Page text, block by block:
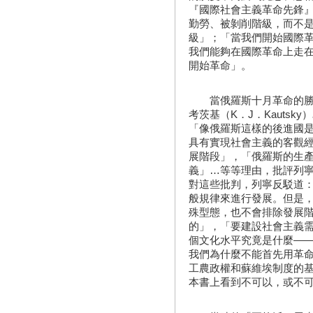
『國際社會主義革命先鋒
勤勞、被剝削階級，而不
級」；「當我們開始國際
我們能夠在國際革命上走
開始革命」。
當俄羅斯十月革命的勝
考茨基（K．J．Kautsky
「像俄羅斯這樣的後進國
具有實現社會主義的客觀
展階段」，「俄羅斯的生
義」…等等理由，批評列
對這些批判，列寧反駁道
般規律來進行發展。但是
殊型態，也不會排除發展
的」，「要建設社會主義
個文化水平究竟是什麼
我們為什麼不能首先用革
工農政權和蘇維埃制度的
本書上看到不可以，或不